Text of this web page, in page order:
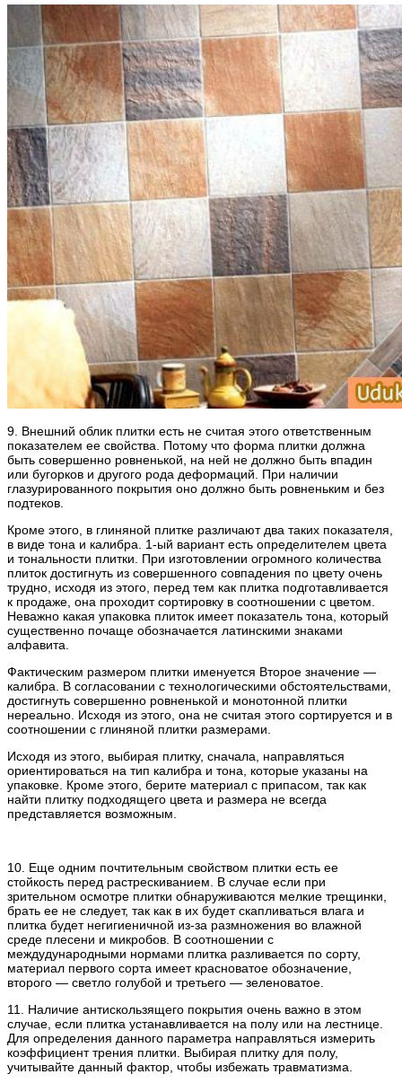
9. Внешний облик плитки есть не считая этого ответственным
показателем ее свойства. Потому что форма плитки должна
быть совершенно ровненькой, на ней не должно быть впадин
или бугорков и другого рода деформаций. При наличии
глазурированного покрытия оно должно быть ровненьким и без
подтеков.
Кроме этого, в глиняной плитке различают два таких показателя,
в виде тона и калибра. 1-ый вариант есть определителем цвета
и тональности плитки. При изготовлении огромного количества
плиток достигнуть из совершенного совпадения по цвету очень
трудно, исходя из этого, перед тем как плитка подготавливается
к продаже, она проходит сортировку в соотношении с цветом.
Неважно какая упаковка плиток имеет показатель тона, который
существенно почаще обозначается латинскими знаками
алфавита.
Фактическим размером плитки именуется Второе значение —
калибра. В согласовании с технологическими обстоятельствами,
достигнуть совершенно ровненькой и монотонной плитки
нереально. Исходя из этого, она не считая этого сортируется и в
соотношении с глиняной плитки размерами.
Исходя из этого, выбирая плитку, сначала, направляться
ориентироваться на тип калибра и тона, которые указаны на
упаковке. Кроме этого, берите материал с припасом, так как
найти плитку подходящего цвета и размера не всегда
представляется возможным.
10. Еще одним почтительным свойством плитки есть ее
стойкость перед растрескиванием. В случае если при
зрительном осмотре плитки обнаруживаются мелкие трещинки,
брать ее не следует, так как в их будет скапливаться влага и
плитка будет негигиеничной из-за размножения во влажной
среде плесени и микробов. В соотношении с
междудународными нормами плитка разливается по сорту,
материал первого сорта имеет красноватое обозначение,
второго — светло голубой и третьего — зеленоватое.
11. Наличие антискользящего покрытия очень важно в этом
случае, если плитка устанавливается на полу или на лестнице.
Для определения данного параметра направляться измерить
коэффициент трения плитки. Выбирая плитку для полу,
учитывайте данный фактор, чтобы избежать травматизма.